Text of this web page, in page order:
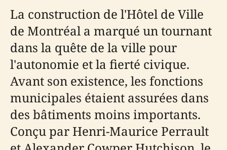
La construction de l'Hôtel de Ville
de Montréal a marqué un tournant
dans la quête de la ville pour
l'autonomie et la fierté civique.
Avant son existence, les fonctions
municipales étaient assurées dans
des bâtiments moins importants.
Conçu par Henri-Maurice Perrault